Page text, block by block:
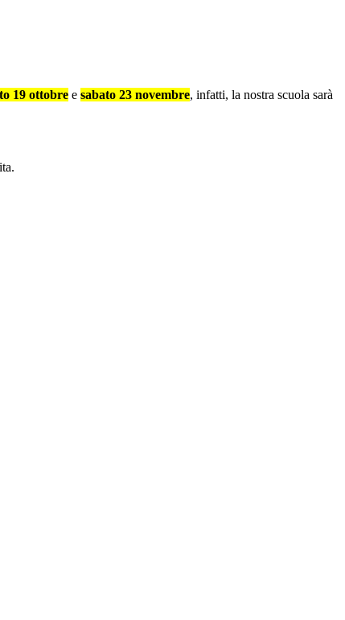
19 ottobre e sabato 23 novembre, infatti, la nostra scuola sarà